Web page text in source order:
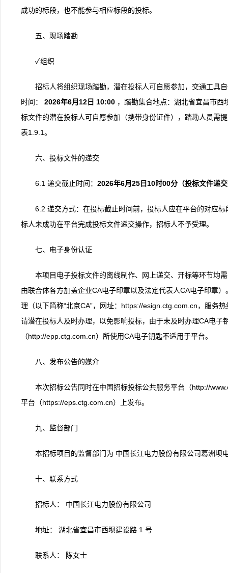
成功的标段，也不能参与相应标段的投标。
五、现场踏勘
✓组织
招标人将组织现场踏勘，潜在投标人可自愿参加，交通工具
时间： 2026年6月 12 日 10:00 ，踏勘集合地点：湖北省宜昌市
标文件的潜在投标人可自愿参加（携带身份证件），踏勘人员需
表1.9.1。
六、投标文件的递交
6.1 递交截止时间： 2026年6月25 日10时00分 （投标文件递
6.2 递交方式：在投标截止时间前，投标人应在平台的对应
标人未成功在平台完成投标文件递交操作，招标人不予受理。
七、电子身份认证
本项目电子投标文件的离线制作、网上递交、开标等环节均
由联合体各方加盖企业CA电子印章以及法定代表人CA电子印章
理（以下简称“北京CA”，网址：https://esign.ctg.com.cn，服务
请潜在投标人及时办理，以免影响投标，由于未及时办理CA电
（http://epp.ctg.com.cn）所使用CA电子钥匙不适用于平台。
八、发布公告的媒介
本次招标公告同时在中国招标投标公共服务平台（http://
平台（https://eps.ctg.com.cn）上发布。
九、监督部门
本招标项目的监督部门为 中国长江电力股份有限公司葛洲坝
十、联系方式
招标人： 中国长江电力股份有限公司
地址： 湖北省宜昌市西坝建设路 1 号
联系人： 陈女士